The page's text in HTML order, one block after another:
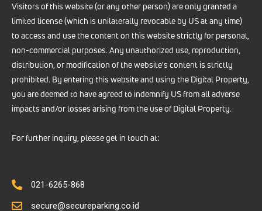
Visitors of this website (or any other person) are only granted a
limited license (which is unilaterally revocable by US at any time)
to access and use the content on this website strictly for personal,
non-commercial purposes. Any unauthorized use, reproduction,
distribution, or modification of the website's content is strictly
prohibited. By entering this website and using the Digital Property,
you are deemed to have agreed to indemnify US from all adverse
impacts and/or losses arising from the use of Digital Property.
For further inquiry, please get in touch at:
021-6265-868
secure@secureparking.co.id